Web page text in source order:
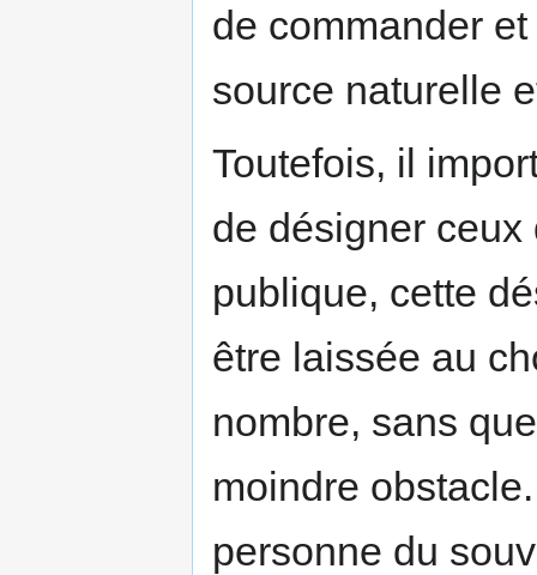
de commander
source naturelle
Toutefois, il
de désigner
publique, cette
être laissée au
nombre, sans
moindre
personne du